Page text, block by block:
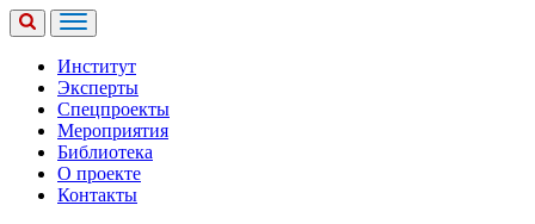
Институт
Эксперты
Спецпроекты
Мероприятия
Библиотека
О проекте
Контакты